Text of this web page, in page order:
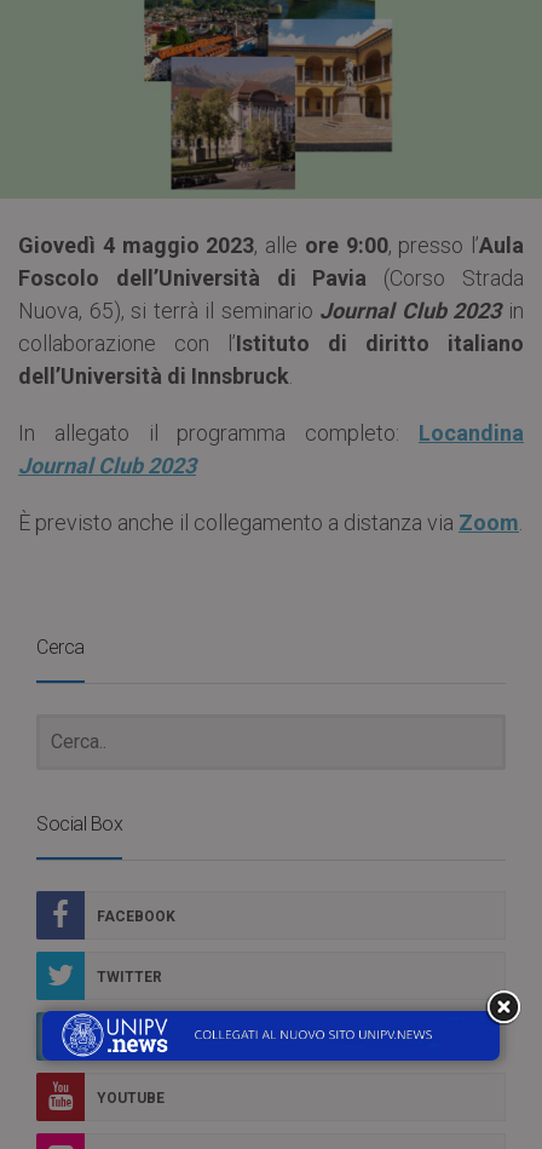
Giovedì 4 maggio 2023, alle ore 9:00, presso l’Aula
Foscolo dell’Università di Pavia (Corso Strada
Nuova, 65), si terrà il seminario Journal Club 2023 in
collaborazione con l’Istituto di diritto italiano
dell’Università di Innsbruck
In allegato il programma completo: Locandina
Journal Club 2023
È previsto anche il collegamento a distanza via Zoom
Cerca
Social Box
FACEBOOK
TWITTER
LINKEDIN
YOUTUBE